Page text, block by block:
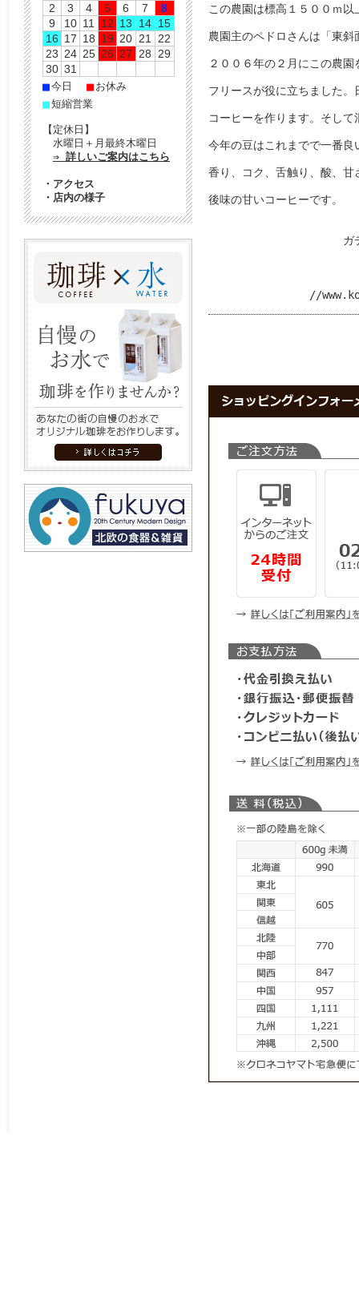
この農園は標高１５００ｍ
農園主のペドロさんは「東
２００６年の２月にこの農
フリースが役に立ちました
コーヒーを作ります。そし
今年の豆はこれまでで一番
香り、コク、舌触り、酸、
後味の甘いコーヒーです。
ガテマラサン
//
2
3 4 5 6 7
8
9
10 11 12 13 14 15
16 17 18 19 20 21
22
23 24 25 26 27 28
29
30 31
■今日 ■ お休み
■短縮営業
【定休日】
水曜日＋月最終木曜日
⇒ 詳しいご案内はこちら
・ アクセス
・ 店内の様子